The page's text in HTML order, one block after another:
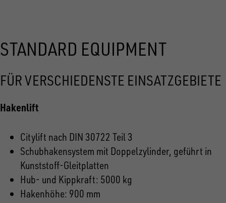
STANDARD EQUIPMENT
FÜR VERSCHIEDENSTE EINSATZGEBIETE
Hakenlift
Citylift nach DIN 30722 Teil 3
Schubhakensystem mit Doppelzylinder, geführt in
Kunststoff-Gleitplatten
Hub- und Kippkraft: 5000 kg
Hakenhöhe: 900 mm